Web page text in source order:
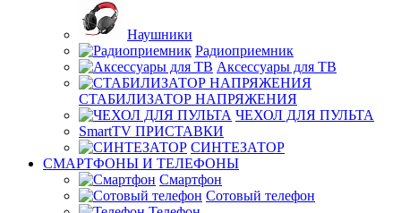
Наушники
Радиоприемник
Аксессуары для ТВ
СТАБИЛИЗАТОР НАПРЯЖЕНИЯ
ЧЕХОЛ ДЛЯ ПУЛЬТА
SmartTV ПРИСТАВКИ
СИНТЕЗАТОР
СМАРТФОНЫ И ТЕЛЕФОНЫ
Смартфон
Сотовый телефон